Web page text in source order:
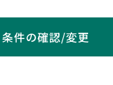
条件の確認/変更